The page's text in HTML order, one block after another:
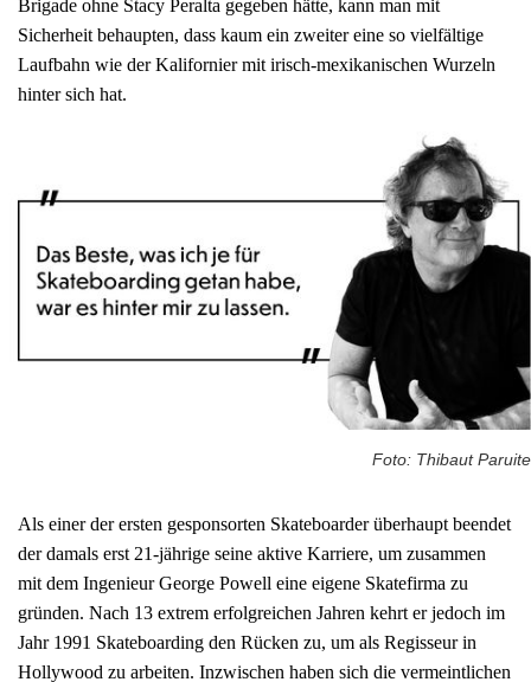
Brigade ohne Stacy Peralta gegeben hätte, kann man mit
Sicherheit behaupten, dass kaum ein zweiter eine so vielfältige
Laufbahn wie der Kalifornier mit irisch-mexikanischen Wurzeln
hinter sich hat.
Foto: Thibaut Paruite
Als einer der ersten gesponsorten Skateboarder überhaupt beendet
der damals erst 21-jährige seine aktive Karriere, um zusammen
mit dem Ingenieur George Powell eine eigene Skatefirma zu
gründen. Nach 13 extrem erfolgreichen Jahren kehrt er jedoch im
Jahr 1991 Skateboarding den Rücken zu, um als Regisseur in
Hollywood zu arbeiten. Inzwischen haben sich die vermeintlichen